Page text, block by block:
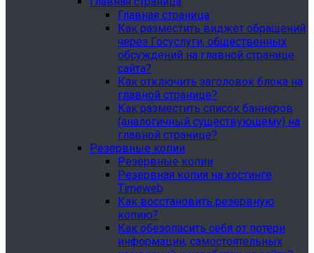
Главная страница
Как разместить виджет обращений
через Госуслуги, общественных
обсуждений на главной странице
сайта?
Как отключить заголовок блока на
главной странице?
Как разместить список баннеров
(аналогичный существующему) на
главной странице?
Резервные копии
Резервные копии
Резервная копия на хостинге
Timeweb
Как восстановить резервную
копию?
Как обезопасить себя от потери
информации, самостоятельных